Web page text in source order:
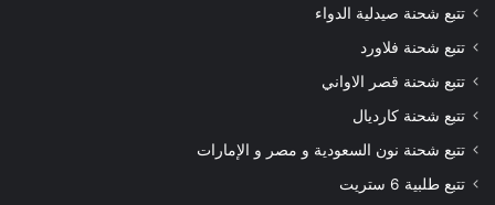
تتبع شحنة صيدلية الدواء
تتبع شحنة فلاورد
تتبع شحنة قصر الاواني
تتبع شحنة كارديال
تتبع شحنة نون السعودية و مصر و الإمارات
تتبع طلبية 6 ستريت